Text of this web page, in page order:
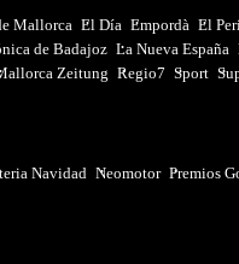
Mallorca El Día Empordà El
de Badajoz La Nueva España
Zeitung Regio7 Sport
Navidad Neomotor Premios